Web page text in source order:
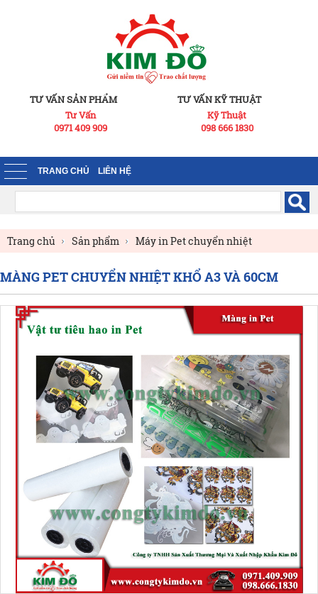
TƯ VẤN SẢN PHẨM
Tư Vấn
0971 409 909
TƯ VẤN KỸ THUẬT
Kỹ Thuật
098 666 1830
TRANG CHỦ LIÊN HỆ
Trang chủ Sản phẩm
Máy in Pet chuyển nhiệt
Vật tư tiêu hao in Pet
MÀNG PET CHUYỂN NHIỆT KHỔ A3 VÀ 60CM